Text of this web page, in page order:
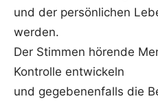
und der persönlichen
werden.
Der Stimmen hörende
Kontrolle entwickeln
und gegebenenfalls die